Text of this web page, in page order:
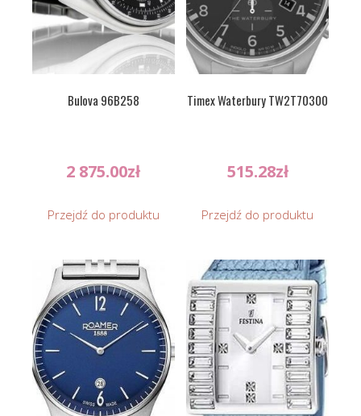
Bulova 96B258
2 875.00zł
Przejdź do produktu
Timex Waterbury TW2T70300
515.28zł
Przejdź do produktu